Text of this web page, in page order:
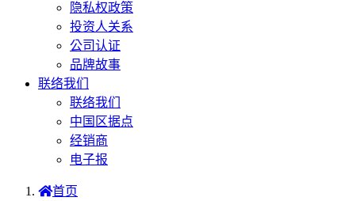
隐私权政策
投资人关系
公司认证
品牌故事
联络我们
联络我们
中国区据点
经销商
电子报
首页